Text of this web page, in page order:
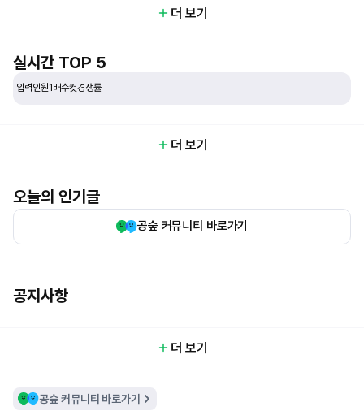
더 보기
실시간 TOP 5
입력인원1배수컷경쟁률
더 보기
오늘의 인기글
공숲 커뮤니티 바로가기
공지사항
더 보기
공숲 커뮤니티 바로가기